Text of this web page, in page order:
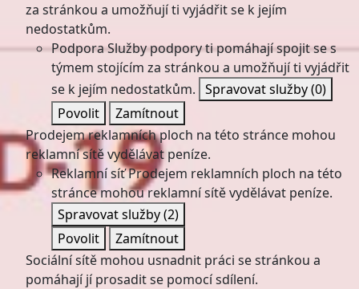
za stránkou a umožňují ti vyjádřit se k jejím
nedostatkům.
PodporaSlužby podpory ti pomáhají spojit se s
týmem stojícím za stránkou a umožňují ti vyjádřit
se k jejím nedostatkům. Spravovat služby(0)
Povolit
Zamítnout
Prodejem reklamních ploch na této stránce mohou
reklamní sítě vydělávat peníze.
Reklamní síťProdejem reklamních ploch na této
stránce mohou reklamní sítě vydělávat peníze.
Spravovat služby(2)
Povolit
Zamítnout
Sociální sítě mohou usnadnit práci se stránkou a
pomáhají jí prosadit se pomocí sdílení.